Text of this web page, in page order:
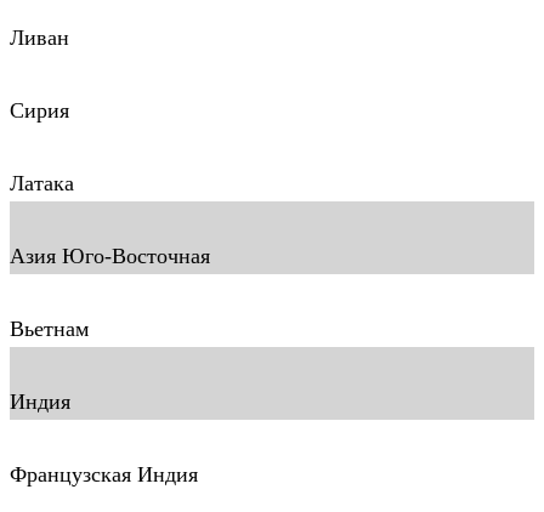
Ливан
Сирия
Латака
Азия Юго-Восточная
Вьетнам
Индия
Французская Индия